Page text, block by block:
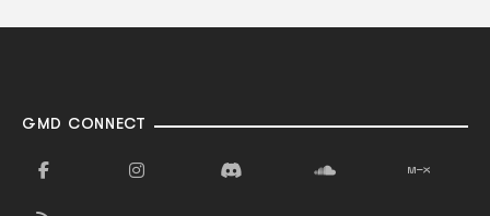
GMD CONNECT